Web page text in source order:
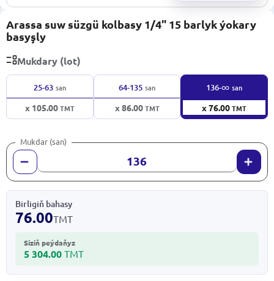
Arassa suw süzgü kolbasy 1/4" 15 barlyk ýokary
basyşly
Mukdary (lot)
25-63 san
x 105.00TMT
64-135 san
x 86.00TMT
136-∞ san
x 76.00TMT
Mukdar (san)
Birligiň bahasy
76.00TMT
Siziň peýdaňyz
5 304.00 TMT